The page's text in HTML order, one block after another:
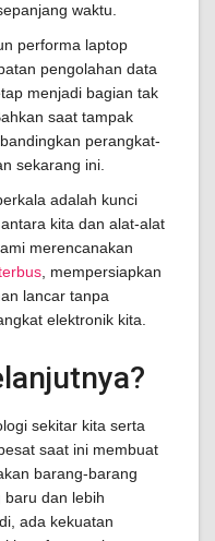
waktu.
performa laptop
pengolahan data
menjadi bagian tak
saat tampak
perangkat-
sekarang ini.
adalah kunci
kita dan alat-alat
merencanakan
, mempersiapkan
lancar tanpa
elektronik kita.
sekitar kita serta
saat ini membuat
barang-barang
baru dan lebih
ada kekuatan